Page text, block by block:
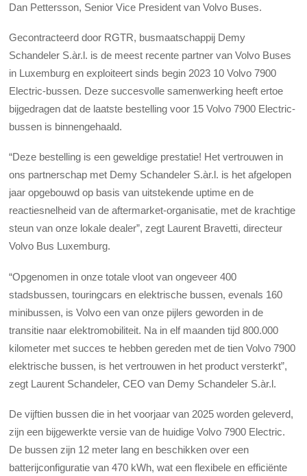
Dan Pettersson, Senior Vice President van Volvo Buses.
Gecontracteerd door RGTR, busmaatschappij Demy
Schandeler S.àr.l. is de meest recente partner van Volvo Buses
in Luxemburg en exploiteert sinds begin 2023 10 Volvo 7900
Electric-bussen. Deze succesvolle samenwerking heeft ertoe
bijgedragen dat de laatste bestelling voor 15 Volvo 7900 Electric-
bussen is binnengehaald.
“Deze bestelling is een geweldige prestatie! Het vertrouwen in
ons partnerschap met Demy Schandeler S.àr.l. is het afgelopen
jaar opgebouwd op basis van uitstekende uptime en de
reactiesnelheid van de aftermarket-organisatie, met de krachtige
steun van onze lokale dealer”, zegt Laurent Bravetti, directeur
Volvo Bus Luxemburg.
“Opgenomen in onze totale vloot van ongeveer 400
stadsbussen, touringcars en elektrische bussen, evenals 160
minibussen, is Volvo een van onze pijlers geworden in de
transitie naar elektromobiliteit. Na in elf maanden tijd 800.000
kilometer met succes te hebben gereden met de tien Volvo 7900
elektrische bussen, is het vertrouwen in het product versterkt”,
zegt Laurent Schandeler, CEO van Demy Schandeler S.àr.l.
De vijftien bussen die in het voorjaar van 2025 worden geleverd,
zijn een bijgewerkte versie van de huidige Volvo 7900 Electric.
De bussen zijn 12 meter lang en beschikken over een
batterijconfiguratie van 470 kWh, wat een flexibele en efficiënte